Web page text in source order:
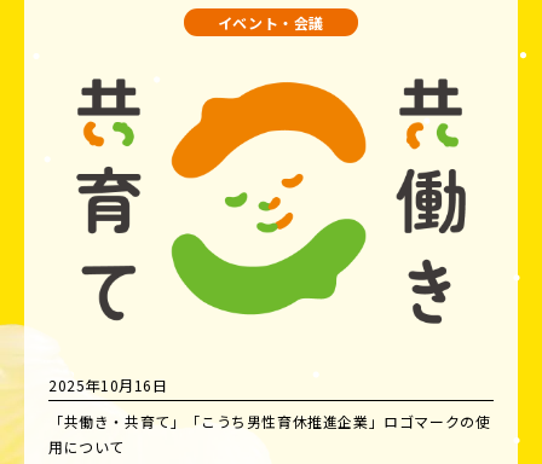
イベント・会議
2025年10月16日
「共働き・共育て」「こうち男性育休推進企業」ロゴマークの使
用について